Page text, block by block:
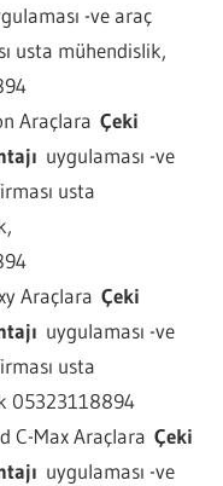
-ve araç
usta mühendislik,
Araçlara Çeki
uygulaması -ve
usta
Araçlara Çeki
uygulaması -ve
usta
05323118894
C-Max Araçlara Çeki
uygulaması -ve